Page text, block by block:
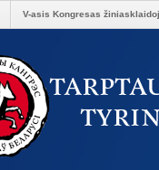
V-asis Kongresas